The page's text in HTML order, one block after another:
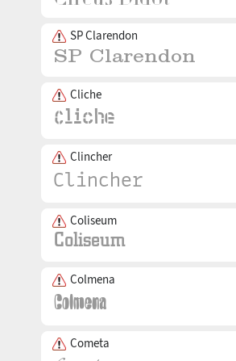
SP Clarendon
Cliche
Clincher
Coliseum
Colmena
Cometa